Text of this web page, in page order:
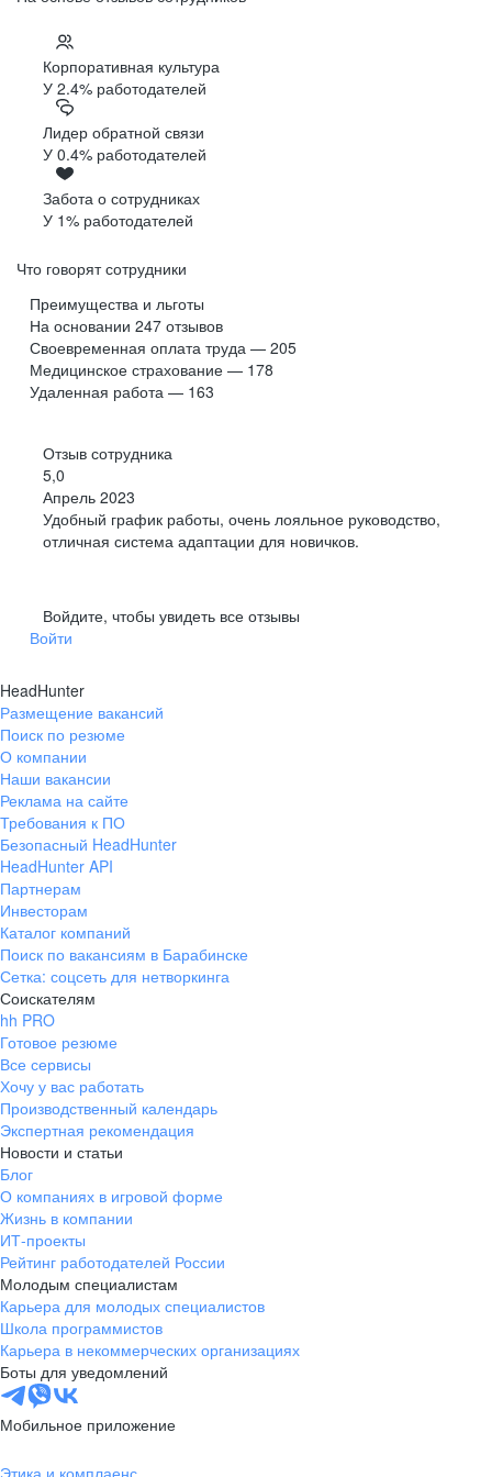
Корпоративная культура
У 2.4% работодателей
Лидер обратной связи
У 0.4% работодателей
Забота о сотрудниках
У 1% работодателей
Что говорят сотрудники
Преимущества и льготы
На основании 247 отзывов
Своевременная оплата труда — 205
Медицинское страхование — 178
Удаленная работа — 163
Отзыв сотрудника
5,0
Апрель 2023
Удобный график работы, очень лояльное руководство,
отличная система адаптации для новичков.
Войдите, чтобы увидеть все отзывы
Войти
HeadHunter
Размещение вакансий
Поиск по резюме
О компании
Наши вакансии
Реклама на сайте
Требования к ПО
Безопасный HeadHunter
HeadHunter API
Партнерам
Инвесторам
Каталог компаний
Поиск по вакансиям в Барабинске
Сетка: соцсеть для нетворкинга
Соискателям
hh PRO
Готовое резюме
Все сервисы
Хочу у вас работать
Производственный календарь
Экспертная рекомендация
Новости и статьи
Блог
О компаниях в игровой форме
Жизнь в компании
ИТ-проекты
Рейтинг работодателей России
Молодым специалистам
Карьера для молодых специалистов
Школа программистов
Карьера в некоммерческих организациях
Боты для уведомлений
Мобильное приложение